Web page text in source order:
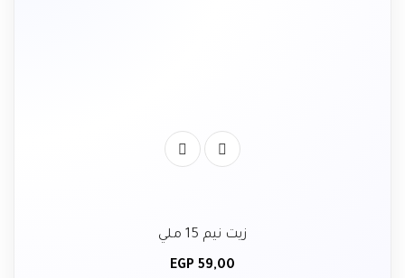
زيت نيم 15 ملي
EGP 59,00